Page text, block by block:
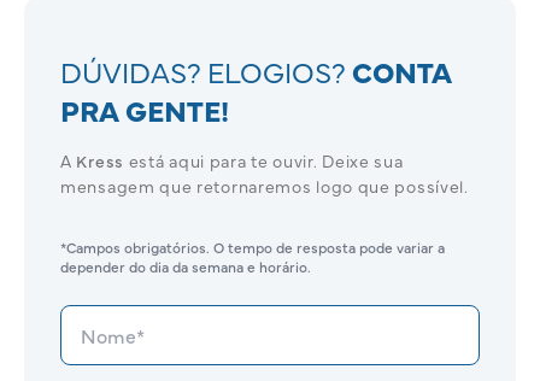
DÚVIDAS? ELOGIOS? CONTA
PRA GENTE!
A Kress está aqui para te ouvir. Deixe sua
mensagem que retornaremos logo que possível.
*Campos obrigatórios. O tempo de resposta pode variar a
depender do dia da semana e horário.